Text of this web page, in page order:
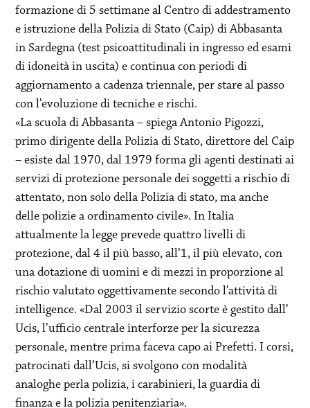
formazione di 5 settimane al Centro di addestramento
e istruzione della Polizia di Stato (Caip) di Abbasanta
in Sardegna (test psicoattitudinali in ingresso ed esami
di idoneità in uscita) e continua con periodi di
aggiornamento a cadenza triennale, per stare al passo
con l’evoluzione di tecniche e rischi.
«La scuola di Abbasanta – spiega Antonio Pigozzi,
primo dirigente della Polizia di Stato, direttore del Caip
– esiste dal 1970, dal 1979 forma gli agenti destinati ai
servizi di protezione personale dei soggetti a rischio di
attentato, non solo della Polizia di stato, ma anche
delle polizie a ordinamento civile». In Italia
attualmente la legge prevede quattro livelli di
protezione, dal 4 il più basso, all’1, il più elevato, con
una dotazione di uomini e di mezzi in proporzione al
rischio valutato oggettivamente secondo l’attività di
intelligence. «Dal 2003 il servizio scorte è gestito dall’
Ucis, l’ufficio centrale interforze per la sicurezza
personale, mentre prima faceva capo ai Prefetti. I corsi,
patrocinati dall’Ucis, si svolgono con modalità
analoghe perla polizia, i carabinieri, la guardia di
finanza e la polizia penitenziaria».